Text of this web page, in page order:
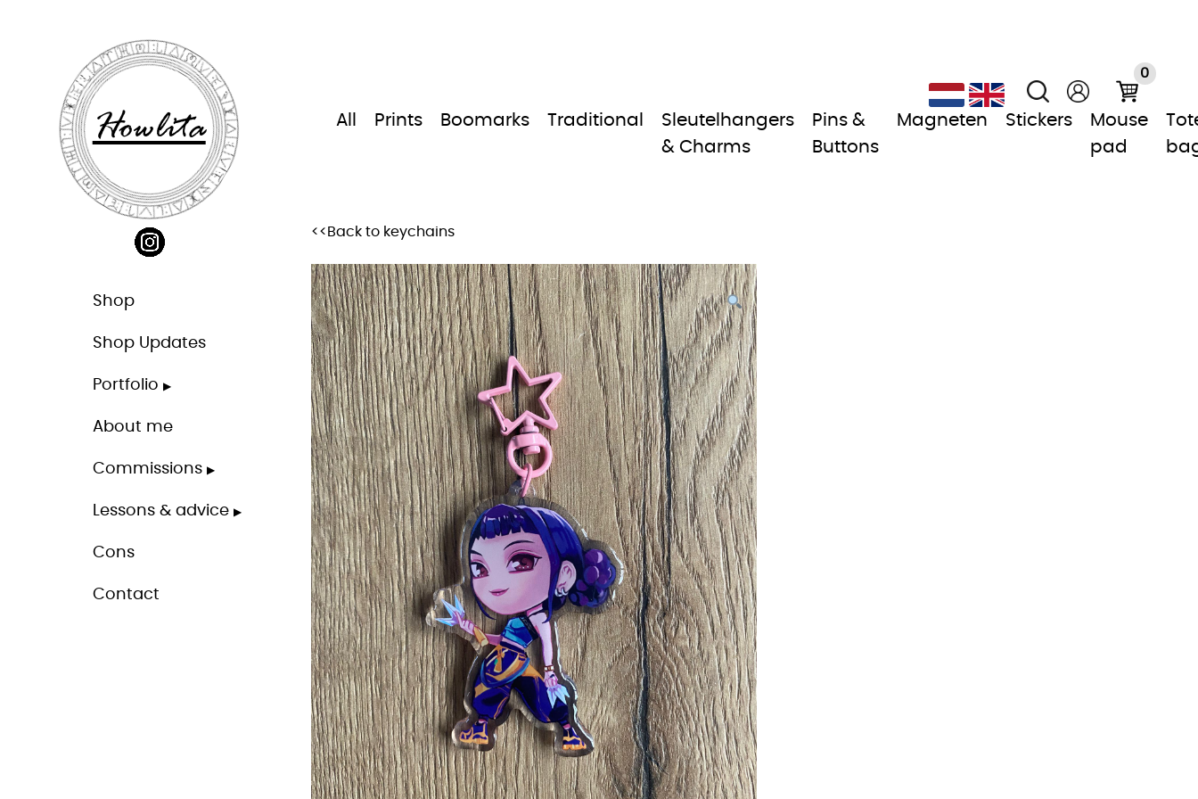
0
Howlita All Prints Boomarks Traditional
Sleutelhangers
& Charms
Pins &
Buttons
Magneten Stickers
Mouse
pad
<<Back to keychains
Shop
Shop Updates
Portfolio
About me
Commissions
Lessons & advice
Cons
Contact